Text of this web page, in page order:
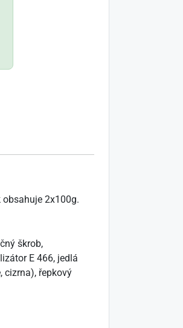
2x100g.
škrob,
E 466, jedlá
cizrna), řepkový